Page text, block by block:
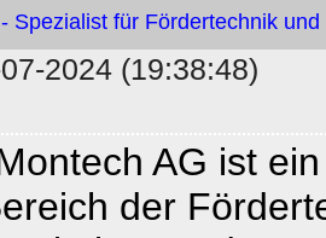
Spezialist für Fördertechnik
07-2024 (19:38:48)
AG ist
der